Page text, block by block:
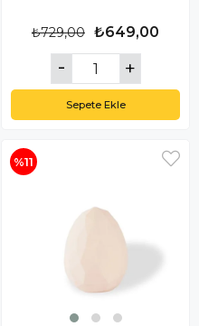
₺649,00
₺729,00
Sepete Ekle
%11